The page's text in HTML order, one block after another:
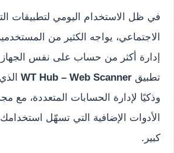
في ظل الاستخدام اليومي لتطبيقات
الاجتماعي، يواجه الكثير من
إدارة أكثر من حساب على نفس الجهاز.
تطبيق WT Hub – Web Scanner
وذكيًا لإدارة الحسابات المتعددة، مع
الأدوات الإضافية التي تسهّل
كبير.